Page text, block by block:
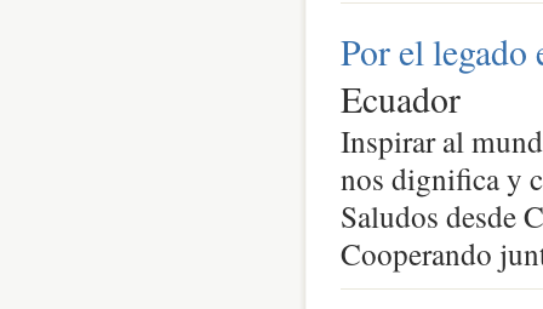
Por el
Ecuador
Inspirar al
nos dignifica y
Saludos desde
Cooperando